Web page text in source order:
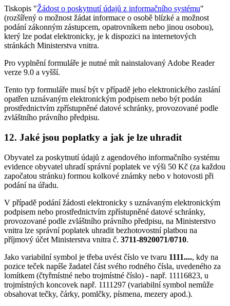
Tiskopis "Žádost o poskytnutí údajů z informačního systému"
(rozšířený o možnost žádat informace o osobě blízké a možnost
podání zákonným zástupcem, opatrovníkem nebo jinou osobou),
který lze podat elektronicky, je k dispozici na internetových
stránkách Ministerstva vnitra.
Pro vyplnění formuláře je nutné mít nainstalovaný Adobe Reader
verze 9.0 a vyšší.
Tento typ formuláře musí být v případě jeho elektronického zaslání
opatřen uznávaným elektronickým podpisem nebo být podán
prostřednictvím zpřístupněné datové schránky, provozované podle
zvláštního právního předpisu.
12. Jaké jsou poplatky a jak je lze uhradit
Obyvatel za poskytnutí údajů z agendového informačního systému
evidence obyvatel uhradí správní poplatek ve výši 50 Kč (za každou
započatou stránku) formou kolkové známky nebo v hotovosti při
podání na úřadu.
V případě podání žádosti elektronicky s uznávaným elektronickým
podpisem nebo prostřednictvím zpřístupněné datové schránky,
provozované podle zvláštního právního předpisu, na Ministerstvo
vnitra lze správní poplatek uhradit bezhotovostní platbou na
příjmový účet Ministerstva vnitra č. 3711-8920071/0710.
Jako variabilní symbol je třeba uvést číslo ve tvaru 1111...., kdy na
pozice teček napíše žadatel část svého rodného čísla, uvedeného za
lomítkem (čtyřmístné nebo trojmístné číslo) - např. 11116823, u
trojmístných koncovek např. 1111297 (variabilní symbol nemůže
obsahovat tečky, čárky, pomlčky, písmena, mezery apod.).